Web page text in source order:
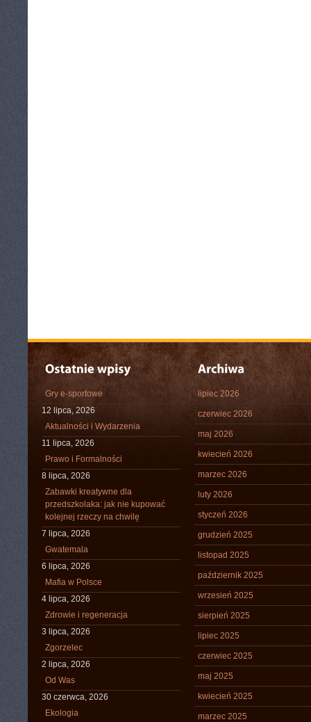
Gry e-sportowe
12 lipca, 2026
Aktualności i Wydarzenia
11 lipca, 2026
Prawo i Formalności
8 lipca, 2026
Zabawki kreatywne dla
przedszkolaka: jak nie kupować
kolejnej rzeczy na chwilę
7 lipca, 2026
Gwatemala
6 lipca, 2026
Mafia w Polsce
4 lipca, 2026
Zdrowie i regeneracja
3 lipca, 2026
Zgorzelec
2 lipca, 2026
Od Was
30 czerwca, 2026
Ekologia
lipiec 2026
czerwiec 2026
maj 2026
kwiecień 2026
marzec 2026
luty 2026
styczeń 2026
grudzień 2025
listopad 2025
październik 2025
wrzesień 2025
sierpień 2025
lipiec 2025
czerwiec 2025
maj 2025
kwiecień 2025
marzec 2025